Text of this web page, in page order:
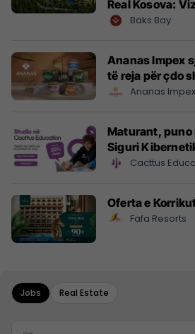
Real Kosova:
zbuloniBaks Bay
Ananas Impex
të reja për çdo
Ananas Impex
Maturant, puno
Siguri
Cacttus
Oferta e
Fafa Resorts
Jobs Real Estate